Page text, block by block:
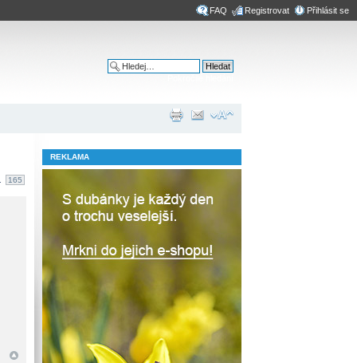
FAQ Registrovat Přihlásit se
165
REKLAMA